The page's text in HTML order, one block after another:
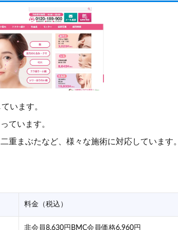
います。
ています。
重まぶたなど、様々な施術に対応しています。
料金（税込）
非会員8,630円BMC会員価格6,960円